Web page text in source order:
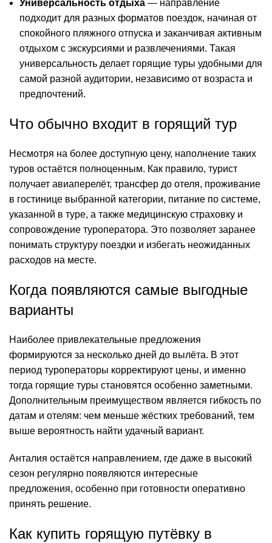
Универсальность отдыха — направление
подходит для разных форматов поездок, начиная от
спокойного пляжного отпуска и заканчивая активным
отдыхом с экскурсиями и развлечениями. Такая
универсальность делает горящие туры удобными для
самой разной аудитории, независимо от возраста и
предпочтений.
Что обычно входит в горящий тур
Несмотря на более доступную цену, наполнение таких
туров остаётся полноценным. Как правило, турист
получает авиаперелёт, трансфер до отеля, проживание
в гостинице выбранной категории, питание по системе,
указанной в туре, а также медицинскую страховку и
сопровождение туроператора. Это позволяет заранее
понимать структуру поездки и избегать неожиданных
расходов на месте.
Когда появляются самые выгодные
варианты
Наиболее привлекательные предложения
формируются за несколько дней до вылёта. В этот
период туроператоры корректируют цены, и именно
тогда горящие туры становятся особенно заметными.
Дополнительным преимуществом является гибкость по
датам и отелям: чем меньше жёстких требований, тем
выше вероятность найти удачный вариант.
Анталия остаётся направлением, где даже в высокий
сезон регулярно появляются интересные
предложения, особенно при готовности оперативно
принять решение.
Как купить горящую путёвку в